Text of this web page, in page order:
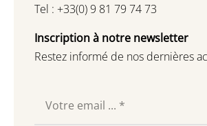
Tel : +33(0) 9 81 79 74 73
Inscription à notre newsletter
Restez informé de nos dernières